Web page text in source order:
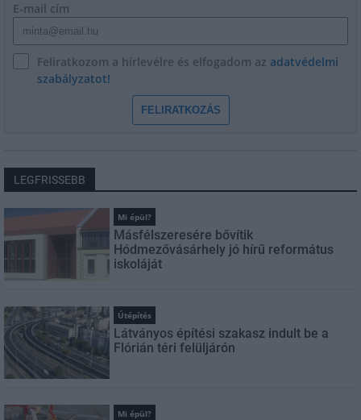
E-mail cím
Feliratkozom a hírlevélre és elfogadom az adatvédelmi
szabályzatot!
FELIRATKOZÁS
LEGFRISSEBB
Mi épül?
Másfélszeresére bővítik
Hódmezővásárhely jó hírű református
iskoláját
Útépítés
Látványos építési szakasz indult be a
Flórián téri felüljárón
Mi épül?